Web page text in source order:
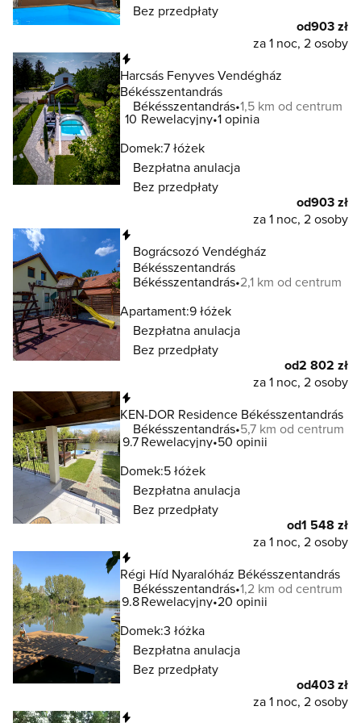
Bez przedpłaty
od903 zł
za 1 noc, 2 osoby
Harcsás Fenyves Vendégház
Békésszentandrás
Békésszentandrás 1,5 km od centrum
10 Rewelacyjny 1 opinia
Domek:7 łóżek
Bezpłatna anulacja
Bez przedpłaty
od903 zł
za 1 noc, 2 osoby
Bográcsozó Vendégház
Békésszentandrás
Békésszentandrás 2,1 km od centrum
Apartament:9 łóżek
Bezpłatna anulacja
Bez przedpłaty
od2 802 zł
za 1 noc, 2 osoby
KEN-DOR Residence Békésszentandrás
Békésszentandrás 5,7 km od centrum
9.7Rewelacyjny 50 opinii
Domek:5 łóżek
Bezpłatna anulacja
Bez przedpłaty
od1 548 zł
za 1 noc, 2 osoby
Régi Híd Nyaralóház Békésszentandrás
Békésszentandrás 1,2 km od centrum
9.8Rewelacyjny 20 opinii
Domek:3 łóżka
Bezpłatna anulacja
Bez przedpłaty
od403 zł
za 1 noc, 2 osoby